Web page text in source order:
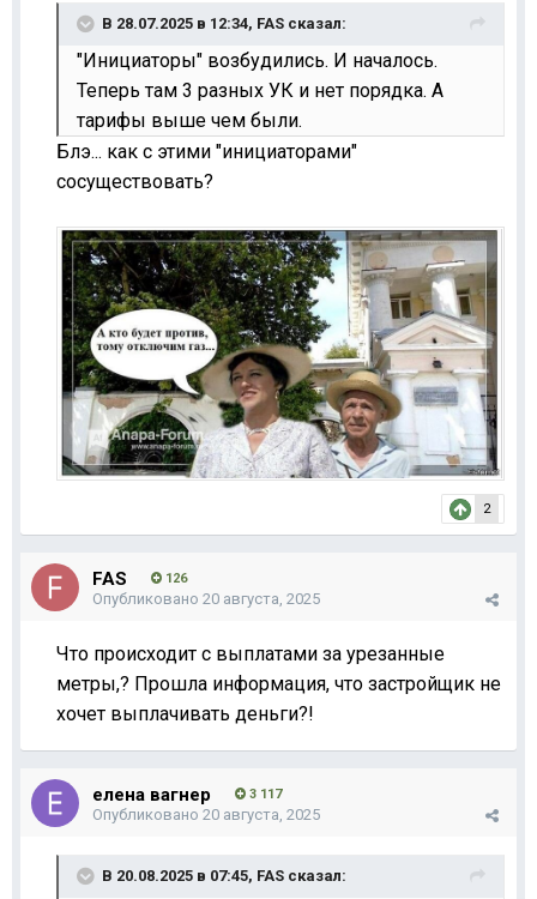
В 28.07.2025 в 12:34, FAS сказал:
"Инициаторы" возбудились. И началось.
Теперь там 3 разных УК и нет порядка. А
тарифы выше чем были.
Блэ... как с этими "инициаторами"
сосуществовать?
2
FAS 126
Опубликовано 20 августа, 2025
Что происходит с выплатами за урезанные
метры,? Прошла информация, что застройщик не
хочет выплачивать деньги?!
елена вагнер 3 117
Опубликовано 20 августа, 2025
В 20.08.2025 в 07:45, FAS сказал: